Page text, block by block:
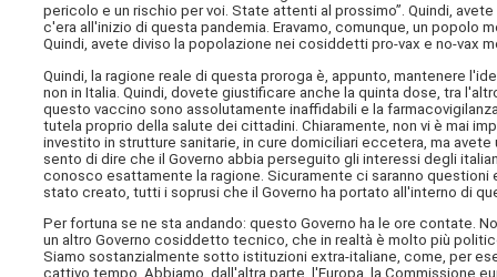
pericolo e un rischio per voi. State attenti al prossimo”. Quindi,
c'era all'inizio di questa pandemia. Eravamo, comunque, un
Quindi, avete diviso la popolazione nei cosiddetti pro-vax e no-
Quindi, la ragione reale di questa proroga è, appunto, mantenere
non in Italia. Quindi, dovete giustificare anche la quinta dose, tra
questo vaccino sono assolutamente inaffidabili e la
tutela proprio della salute dei cittadini. Chiaramente, non vi è mai
investito in strutture sanitarie, in cure domiciliari eccetera, ma
sento di dire che il Governo abbia perseguito gli interessi degli
conosco esattamente la ragione. Sicuramente ci saranno
stato creato, tutti i soprusi che il Governo ha portato all'interno di
Per fortuna se ne sta andando: questo Governo ha le ore contate.
un altro Governo cosiddetto tecnico, che in realtà è molto più
Siamo sostanzialmente sotto istituzioni extra-italiane, come, per
cattivo tempo. Abbiamo, dall'altra parte, l'Europa, la Commissione